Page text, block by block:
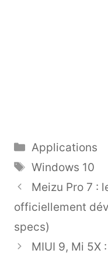
Catégories
Applications
Étiquettes
Windows 10
Meizu Pro 7 :
officiellement
specs)
MIUI 9, Mi 5X